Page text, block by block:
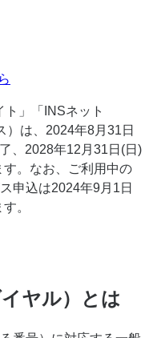
ト」「INSネット
）は、2024年8月31日
、2028年12月31日(日)
。なお、ご利用中の
申込は2024年9月1日
。
ヤル）とは